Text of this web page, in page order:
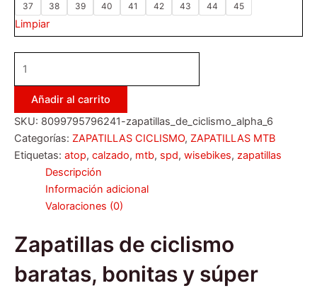
37 38 39 40 41 42 43 44 45
Limpiar
Añadir al carrito
SKU: 8099795796241-zapatillas_de_ciclismo_alpha_6
Categorías: ZAPATILLAS CICLISMO, ZAPATILLAS MTB
Etiquetas: atop, calzado, mtb, spd, wisebikes, zapatillas
Descripción
Información adicional
Valoraciones (0)
Zapatillas de ciclismo
baratas, bonitas y súper